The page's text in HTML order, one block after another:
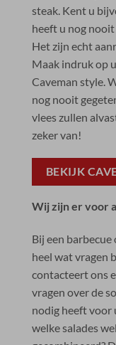
steak. Kent u
heeft u nog
Het zijn echt
Maak indruk op
Caveman style.
nog nooit
vlees zullen
zeker van!
BEKIJK
Wij zijn er voor
Bij een
heel wat vragen
contacteert ons
vragen over de
nodig heeft voor
welke salades